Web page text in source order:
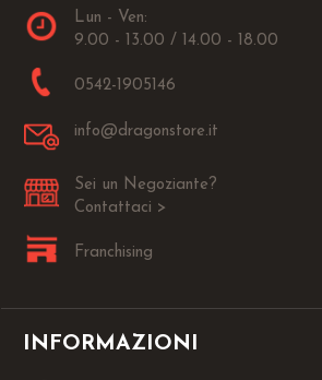
Lun - Ven:
9.00 - 13.00 / 14.00 - 18.00
0542-1905146
info@dragonstore.it
Sei un Negoziante?
Contattaci >
Franchising
INFORMAZIONI